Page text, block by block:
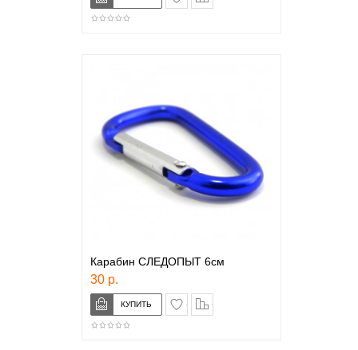
Карабин СЛЕДОПЫТ 6см
30 р.
в закладки